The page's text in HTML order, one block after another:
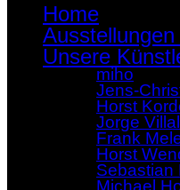
Home
Unsere
miho
Jens-
Horst
Jorge
Frank
Horst
Sebastian
Michael